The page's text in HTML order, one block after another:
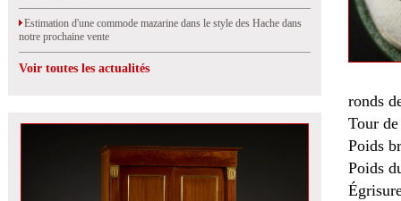
Estimation d'une commode mazarine dans le style des Hache dans
notre prochaine vente
Voir toutes les actualités
ronds
Tour
Poids
Poids